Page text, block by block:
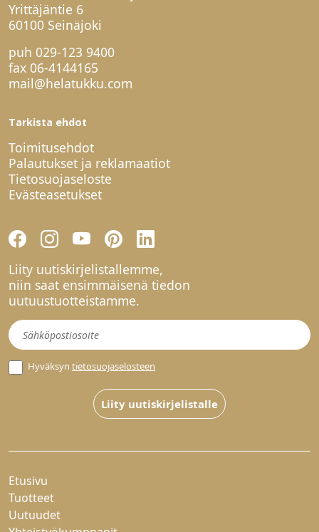
Yrittäjäntie 6
60100 Seinäjoki
puh 029-123 9400
fax 06-4144165
mail@helatukku.com
Tarkista ehdot
Toimitusehdot
Palautukset ja reklamaatiot
Tietosuojaseloste
Evästeasetukset
Liity uutiskirjelistallemme,
niin saat ensimmäisenä tiedon
uutuustuotteistamme.
Uutiskirje
Hyväksyn tietosuojaselosteen
Liity uutiskirjelistalle
Etusivu
Tuotteet
Uutuudet